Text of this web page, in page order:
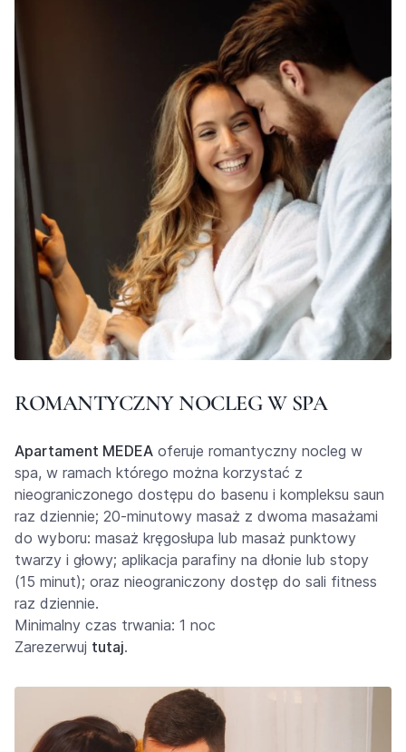
ROMANTYCZNY NOCLEG W SPA
Apartament MEDEA oferuje romantyczny nocleg w
spa, w ramach którego można korzystać z
nieograniczonego dostępu do basenu i kompleksu saun
raz dziennie; 20-minutowy masaż z dwoma masażami
do wyboru: masaż kręgosłupa lub masaż punktowy
twarzy i głowy; aplikacja parafiny na dłonie lub stopy
(15 minut); oraz nieograniczony dostęp do sali fitness
raz dziennie.
Minimalny czas trwania: 1 noc
Zarezerwuj tutaj.